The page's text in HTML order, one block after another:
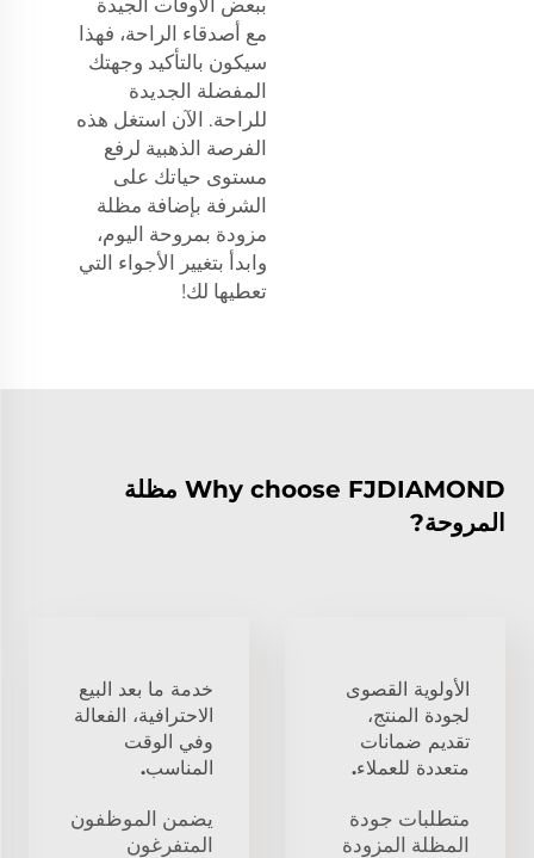
ببعض الأوقات الجيدة
مع أصدقاء الراحة، فهذا
سيكون بالتأكيد وجهتك
المفضلة الجديدة
للراحة. الآن استغل هذه
الفرصة الذهبية لرفع
مستوى حياتك على
الشرفة بإضافة مظلة
مزودة بمروحة اليوم،
وابدأ بتغيير الأجواء التي
تعطيها لك!
Why choose FJDIAMOND مظلة
المروحة?
الأولوية القصوى
لجودة المنتج،
تقديم ضمانات
متعددة للعملاء.
متطلبات جودة
المظلة المزودة
خدمة ما بعد البيع
الاحترافية، الفعالة
وفي الوقت
المناسب.
يضمن الموظفون
المتفرغون